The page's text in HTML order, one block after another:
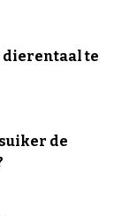
dierentaal te
de